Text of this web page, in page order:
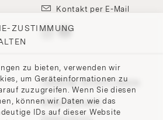
ZUSTIMMUNG
zu bieten, verwenden wir
um Geräteinformationen zu
zuzugreifen. Wenn Sie diesen
können wir Daten wie das
IDs auf dieser Website
Kontakt per E-Mail
UNSERE RICHTLINIEN
Widerrufsrecht